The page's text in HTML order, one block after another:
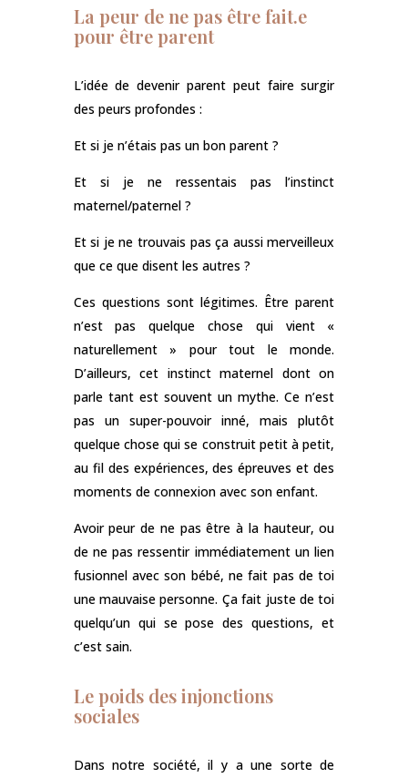
La peur de ne pas être fait.e
pour être parent
L’idée de devenir parent peut faire surgir
des peurs profondes :
Et si je n’étais pas un bon parent ?
Et si je ne ressentais pas l’instinct
maternel/paternel ?
Et si je ne trouvais pas ça aussi merveilleux
que ce que disent les autres ?
Ces questions sont légitimes. Être parent
n’est pas quelque chose qui vient «
naturellement » pour tout le monde.
D’ailleurs, cet instinct maternel dont on
parle tant est souvent un mythe. Ce n’est
pas un super-pouvoir inné, mais plutôt
quelque chose qui se construit petit à petit,
au fil des expériences, des épreuves et des
moments de connexion avec son enfant.
Avoir peur de ne pas être à la hauteur, ou
de ne pas ressentir immédiatement un lien
fusionnel avec son bébé, ne fait pas de toi
une mauvaise personne. Ça fait juste de toi
quelqu’un qui se pose des questions, et
c’est sain.
Le poids des injonctions
sociales
Dans notre société, il y a une sorte de